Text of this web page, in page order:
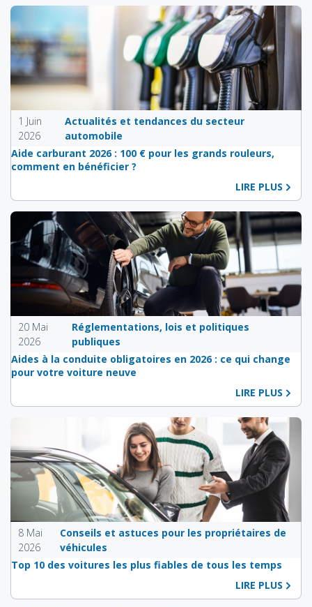
1 Juin
2026
Actualités et tendances du secteur
automobile
Aide carburant 2026 : 100 € pour les grands rouleurs,
comment en bénéficier ?
LIRE PLUS
20 Mai
2026
Réglementations, lois et politiques
publiques
Aides à la conduite obligatoires en 2026 : ce qui change
pour votre voiture neuve
LIRE PLUS
8 Mai
2026
Conseils et astuces pour les propriétaires de
véhicules
Top 10 des voitures les plus fiables de tous les temps
LIRE PLUS